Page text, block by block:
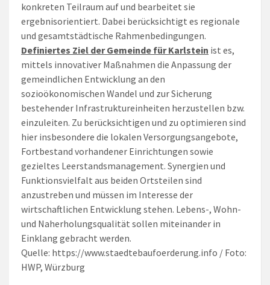
konkreten Teilraum auf und bearbeitet sie
ergebnisorientiert. Dabei berücksichtigt es regionale
und gesamtstädtische Rahmenbedingungen.
Definiertes Ziel der Gemeinde für Karlstein ist es,
mittels innovativer Maßnahmen die Anpassung der
gemeindlichen Entwicklung an den
sozioökonomischen Wandel und zur Sicherung
bestehender Infrastruktureinheiten herzustellen bzw.
einzuleiten. Zu berücksichtigen und zu optimieren sind
hier insbesondere die lokalen Versorgungsangebote,
Fortbestand vorhandener Einrichtungen sowie
gezieltes Leerstandsmanagement. Synergien und
Funktionsvielfalt aus beiden Ortsteilen sind
anzustreben und müssen im Interesse der
wirtschaftlichen Entwicklung stehen. Lebens-, Wohn-
und Naherholungsqualität sollen miteinander in
Einklang gebracht werden.
Quelle: https://www.staedtebaufoerderung.info / Foto:
HWP, Würzburg